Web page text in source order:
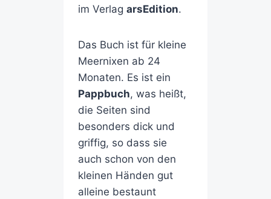
im Verlag arsEdition.
Das Buch ist für kleine
Meernixen ab 24
Monaten. Es ist ein
Pappbuch, was heißt,
die Seiten sind
besonders dick und
griffig, so dass sie
auch schon von den
kleinen Händen gut
alleine bestaunt